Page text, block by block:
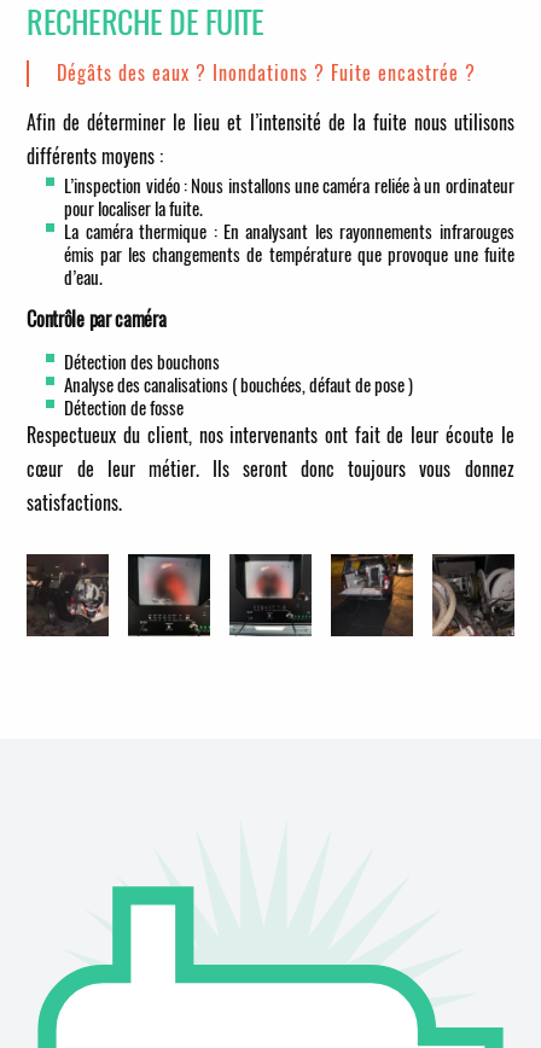
RECHERCHE DE FUITE
Dégâts des eaux ? Inondations ? Fuite encastrée ?
Afin de déterminer le lieu et l’intensité de la fuite nous utilisons
différents moyens :
L’inspection vidéo : Nous installons une caméra reliée à un ordinateur
pour localiser la fuite.
La caméra thermique : En analysant les rayonnements infrarouges
émis par les changements de température que provoque une fuite
d’eau.
Contrôle par caméra
Détection des bouchons
Analyse des canalisations ( bouchées, défaut de pose )
Détection de fosse
Respectueux du client, nos intervenants ont fait de leur écoute le
cœur de leur métier. Ils seront donc toujours vous donnez
satisfactions.